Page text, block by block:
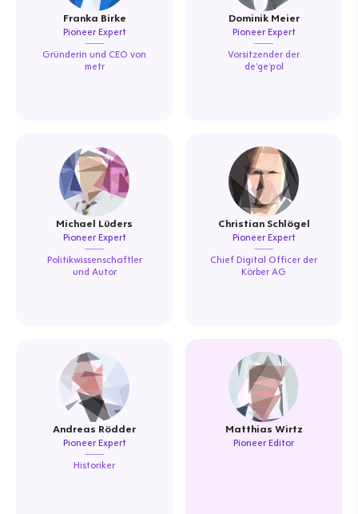
Franka Birke
Pioneer Expert
Gründerin und CEO von
metr
Dominik Meier
Pioneer Expert
Vorsitzender der
de’ge’pol
Michael Lüders
Pioneer Expert
Politikwissenschaftler
und Autor
Christian Schlögel
Pioneer Expert
Chief Digital Officer der
Körber AG
Andreas Rödder
Pioneer Expert
Historiker
Matthias Wirtz
Pioneer Editor